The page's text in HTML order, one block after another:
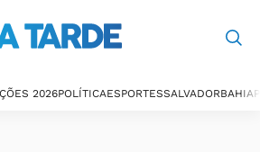
2026POLÍTICAESPORTESSALVADORBAHIA